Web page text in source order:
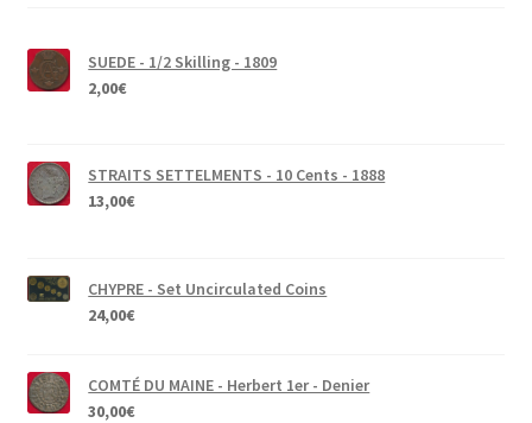
SUEDE - 1/2 Skilling - 1809
2,00€
STRAITS SETTELMENTS - 10 Cents - 1888
13,00€
CHYPRE - Set Uncirculated Coins
24,00€
COMTÉ DU MAINE - Herbert 1er - Denier
30,00€